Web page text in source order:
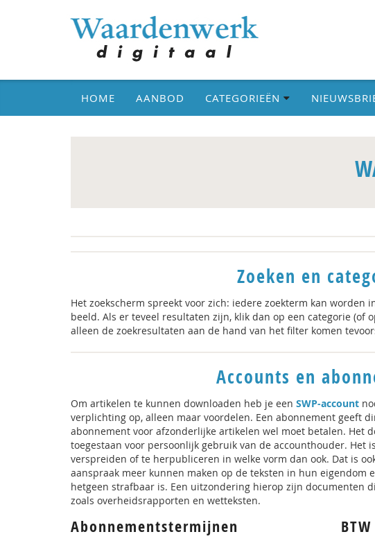
HOME AANBOD CATEGORIEËN
Zoeken en
Het zoekscherm spreekt voor zich: iedere zoekterm kan worden
beeld. Als er teveel resultaten zijn, klik dan op een categorie (of
alleen de zoekresultaten aan de hand van het filter komen
Accounts en
Om artikelen te kunnen downloaden heb je een SWP-account
verplichting op, alleen maar voordelen. Een abonnement geeft
abonnement voor afzonderlijke artikelen wel moet betalen. Het
toegestaan voor persoonlijk gebruik van de accounthouder. Het
verspreiden of te herpubliceren in welke vorm dan ook. Dat is
aanspraak meer kunnen maken op de teksten in hun eigendom
hetgeen strafbaar is. Een uitzondering hierop zijn documenten
zoals overheidsrapporten en wetteksten.
Abonnementstermijnen BTW